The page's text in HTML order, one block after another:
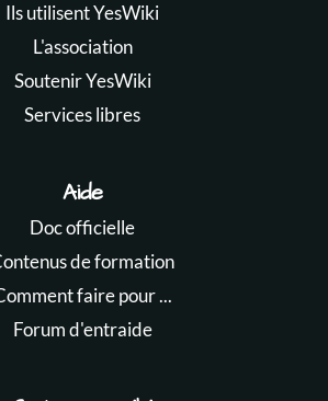
Ils utilisent YesWiki
L'association
Soutenir YesWiki
Services libres
Aide
Doc officielle
de formation
faire pour ...
Forum d'entraide